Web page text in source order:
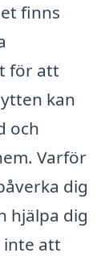
finns
för att
kan
och
Varför
dig
hjälpa dig
inte att